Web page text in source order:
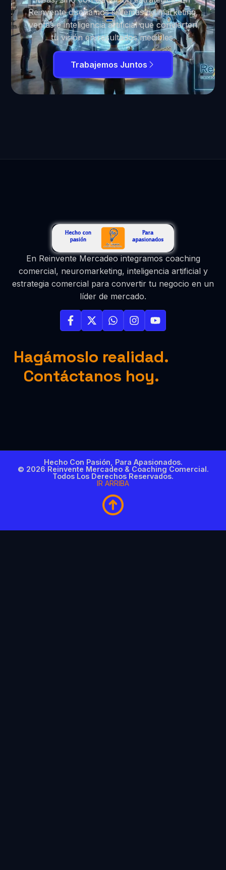
Reinvente diseñamos sistemas de marketing,
ventas e inteligencia artificial que convierten
tu visión en resultados medibles.
Trabajemos Juntos
En Reinvente Mercadeo integramos coaching
comercial, neuromarketing, inteligencia artificial y
estrategia comercial para convertir tu negocio en un
líder de mercado.
Hagámoslo realidad.
Contáctanos hoy.
Hecho Con Pasión, Para Apasionados.
© 2026 Reinvente Mercadeo & Coaching Comercial.
Todos Los Derechos Reservados.
IR ARRIBA